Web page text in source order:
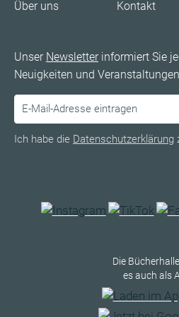
Über uns Kontakt
Unser Newsletterinformiert Sie
Neuigkeiten und
Ich habe die Datenschutzerklärung
Die
es auch als